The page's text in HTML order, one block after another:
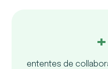
ententes de